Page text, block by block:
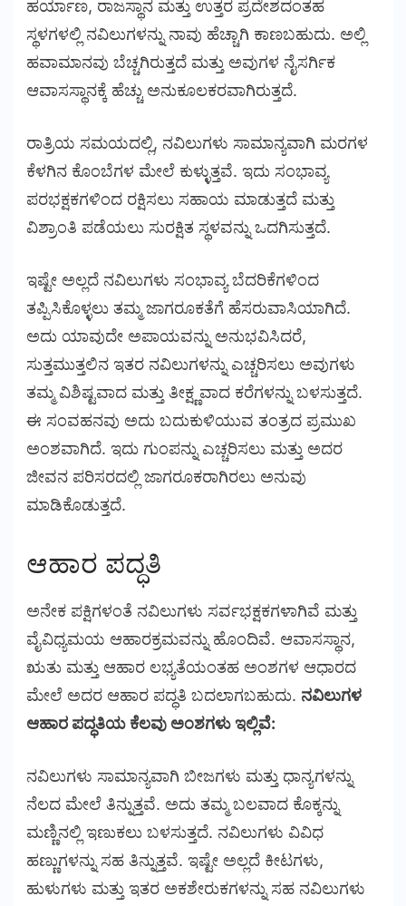
ಹರ್ಯಾಣ, ರಾಜಸ್ಥಾನ ಮತ್ತು ಉತ್ತರ ಪ್ರದೇಶದಂತಹ
ಸ್ಥಳಗಳಲ್ಲಿ ನವಿಲುಗಳನ್ನು ನಾವು ಹೆಚ್ಚಾಗಿ ಕಾಣಬಹುದು. ಅಲ್ಲಿ
ಹವಾಮಾನವು ಬೆಚ್ಚಗಿರುತ್ತದೆ ಮತ್ತು ಅವುಗಳ ನೈಸರ್ಗಿಕ
ಆವಾಸಸ್ಥಾನಕ್ಕೆ ಹೆಚ್ಚು ಅನುಕೂಲಕರವಾಗಿರುತ್ತದೆ.
ರಾತ್ರಿಯ ಸಮಯದಲ್ಲಿ, ನವಿಲುಗಳು ಸಾಮಾನ್ಯವಾಗಿ ಮರಗಳ
ಕೆಳಗಿನ ಕೊಂಬೆಗಳ ಮೇಲೆ ಕುಳ್ಳುತ್ತವೆ. ಇದು ಸಂಭಾವ್ಯ
ಪರಭಕ್ಷಕಗಳಿಂದ ರಕ್ಷಿಸಲು ಸಹಾಯ ಮಾಡುತ್ತದೆ ಮತ್ತು
ವಿಶ್ರಾಂತಿ ಪಡೆಯಲು ಸುರಕ್ಷಿತ ಸ್ಥಳವನ್ನು ಒದಗಿಸುತ್ತದೆ.
ಇಷ್ಟೇ ಅಲ್ಲದೆ ನವಿಲುಗಳು ಸಂಭಾವ್ಯ ಬೆದರಿಕೆಗಳಿಂದ
ತಪ್ಪಿಸಿಕೊಳ್ಳಲು ತಮ್ಮ ಜಾಗರೂಕತೆಗೆ ಹೆಸರುವಾಸಿಯಾಗಿದೆ.
ಅದು ಯಾವುದೇ ಅಪಾಯವನ್ನು ಅನುಭವಿಸಿದರೆ,
ಸುತ್ತಮುತ್ತಲಿನ ಇತರ ನವಿಲುಗಳನ್ನು ಎಚ್ಚರಿಸಲು ಅವುಗಳು
ತಮ್ಮ ವಿಶಿಷ್ಟವಾದ ಮತ್ತು ತೀಕ್ಷ್ಣವಾದ ಕರೆಗಳನ್ನು ಬಳಸುತ್ತದೆ.
ಈ ಸಂವಹನವು ಅದು ಬದುಕುಳಿಯುವ ತಂತ್ರದ ಪ್ರಮುಖ
ಅಂಶವಾಗಿದೆ. ಇದು ಗುಂಪನ್ನು ಎಚ್ಚರಿಸಲು ಮತ್ತು ಅದರ
ಜೀವನ ಪರಿಸರದಲ್ಲಿ ಜಾಗರೂಕರಾಗಿರಲು ಅನುವು
ಮಾಡಿಕೊಡುತ್ತದೆ.
ಆಹಾರ ಪದ್ಧತಿ
ಅನೇಕ ಪಕ್ಷಿಗಳಂತೆ ನವಿಲುಗಳು ಸರ್ವಭಕ್ಷಕಗಳಾಗಿವೆ ಮತ್ತು
ವೈವಿಧ್ಯಮಯ ಆಹಾರಕ್ರಮವನ್ನು ಹೊಂದಿವೆ. ಆವಾಸಸ್ಥಾನ,
ಋತು ಮತ್ತು ಆಹಾರ ಲಭ್ಯತೆಯಂತಹ ಅಂಶಗಳ ಆಧಾರದ
ಮೇಲೆ ಅದರ ಆಹಾರ ಪದ್ಧತಿ ಬದಲಾಗಬಹುದು. ನವಿಲುಗಳ
ಆಹಾರ ಪದ್ಧತಿಯ ಕೆಲವು ಅಂಶಗಳು ಇಲ್ಲಿವೆ:
ನವಿಲುಗಳು ಸಾಮಾನ್ಯವಾಗಿ ಬೀಜಗಳು ಮತ್ತು ಧಾನ್ಯಗಳನ್ನು
ನೆಲದ ಮೇಲೆ ತಿನ್ನುತ್ತವೆ. ಅದು ತಮ್ಮ ಬಲವಾದ ಕೊಕ್ಕನ್ನು
ಮಣ್ಣಿನಲ್ಲಿ ಇಣುಕಲು ಬಳಸುತ್ತದೆ. ನವಿಲುಗಳು ವಿವಿಧ
ಹಣ್ಣುಗಳನ್ನು ಸಹ ತಿನ್ನುತ್ತವೆ. ಇಷ್ಟೇ ಅಲ್ಲದೆ ಕೀಟಗಳು,
ಹುಳುಗಳು ಮತ್ತು ಇತರ ಅಕಶೇರುಕಗಳನ್ನು ಸಹ ನವಿಲುಗಳು